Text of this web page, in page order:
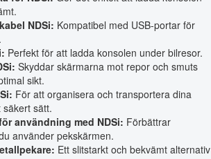
NDSi: Kompatibel med USB-portar för
Perfekt för att ladda konsolen under bilresor.
Skyddar skärmarna mot repor och smuts
sikt.
För att organisera och transportera dina
sätt.
användning med NDSi: Förbättrar
använder pekskärmen.
Ett slitstarkt och bekvämt alternativ